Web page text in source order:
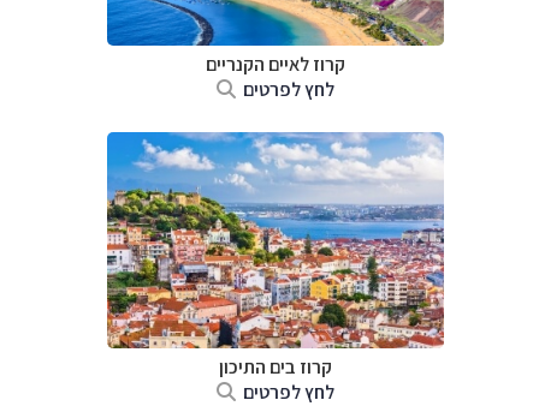
קרוז לאיים הקנריים
לחץ לפרטים
קרוז בים התיכון
לחץ לפרטים